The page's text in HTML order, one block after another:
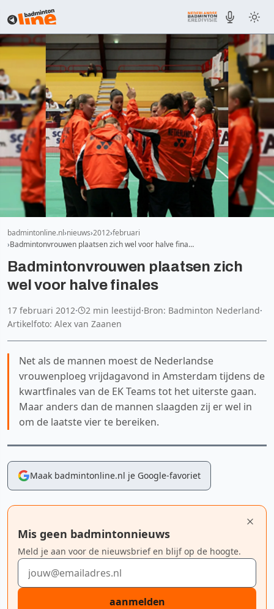
badmintonline.nl nieuws 2012 februari
Badmintonvrouwen plaatsen zich wel voor halve fina…
Badmintonvrouwen plaatsen zich
wel voor halve finales
17 februari 2012· 2 min leestijd·Bron: Badminton Nederland·
Artikelfoto: Alex van Zaanen
Net als de mannen moest de Nederlandse
vrouwenploeg vrijdagavond in Amsterdam tijdens de
kwartfinales van de EK Teams tot het uiterste gaan.
Maar anders dan de mannen slaagden zij er wel in
om de laatste vier te bereiken.
Maak badmintonline.nl je Google-favoriet
Mis geen badmintonnieuws
Meld je aan voor de nieuwsbrief en blijf op de hoogte.
E-mailadres
aanmelden